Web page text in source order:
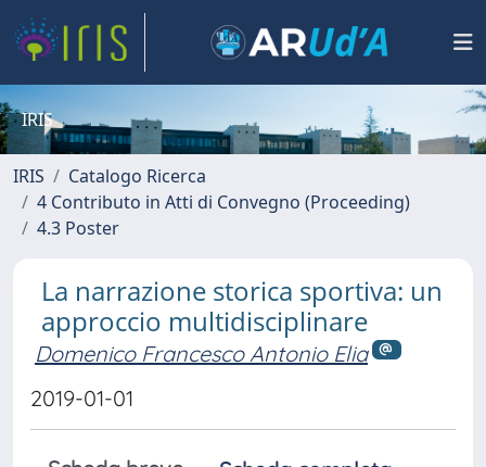
IRIS
IRIS
Catalogo Ricerca
4 Contributo in Atti di Convegno (Proceeding)
4.3 Poster
La narrazione storica sportiva: un
approccio multidisciplinare
Domenico Francesco Antonio Elia
2019-01-01